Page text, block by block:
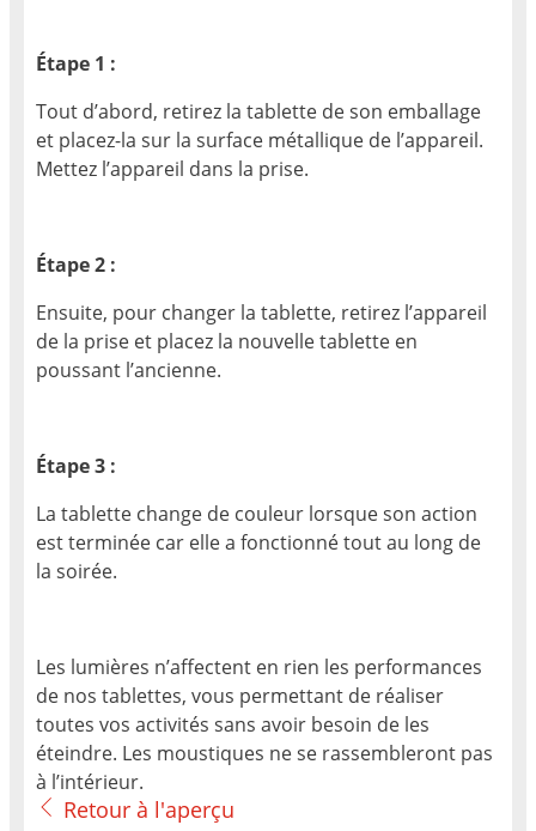
Étape 1 :
Tout d’abord, retirez la tablette de son emballage
et placez-la sur la surface métallique de l’appareil.
Mettez l’appareil dans la prise.
Étape 2 :
Ensuite, pour changer la tablette, retirez l’appareil
de la prise et placez la nouvelle tablette en
poussant l’ancienne.
Étape 3 :
La tablette change de couleur lorsque son action
est terminée car elle a fonctionné tout au long de
la soirée.
Les lumières n’affectent en rien les performances
de nos tablettes, vous permettant de réaliser
toutes vos activités sans avoir besoin de les
éteindre. Les moustiques ne se rassembleront pas
à l’intérieur.
Retour à l'aperçu